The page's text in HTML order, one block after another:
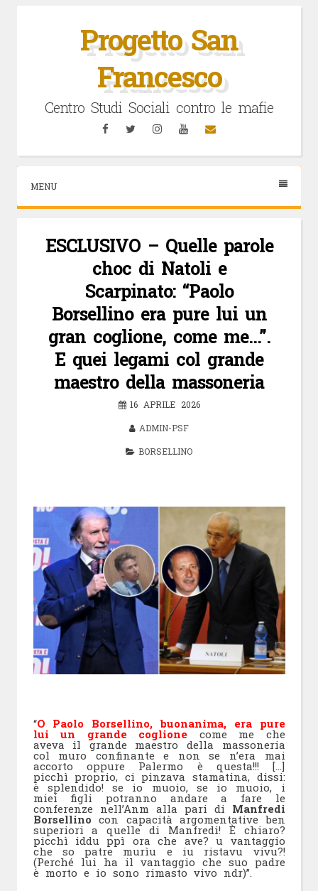
Progetto San
Francesco
Centro Studi Sociali contro le mafie
FacebookTwitterInstagramYouTubeEmail
MENU
ESCLUSIVO – Quelle parole
choc di Natoli e
Scarpinato: “Paolo
Borsellino era pure lui un
gran coglione, come me…”.
E quei legami col grande
maestro della massoneria
16 APRILE 2026
ADMIN-PSF
BORSELLINO
“O Paolo Borsellino, buonanima, era pure
lui un grande coglione come me che
aveva il grande maestro della massoneria
col muro confinante e non se n’era mai
accorto oppure Palermo è questa!!! […]
picchì proprio, ci pinzava stamatina, dissi:
è splendido! se io muoio, se io muoio, i
miei figli potranno andare a fare le
conferenze nell’Anm alla pari di Manfredi
Borsellino con capacità argomentative ben
superiori a quelle di Manfredi! È chiaro?
picchì iddu ppì ora che ave? u vantaggio
che so patre murìu e iu ristavu vivu?!
(Perché lui ha il vantaggio che suo padre
è morto e io sono rimasto vivo ndr)”.